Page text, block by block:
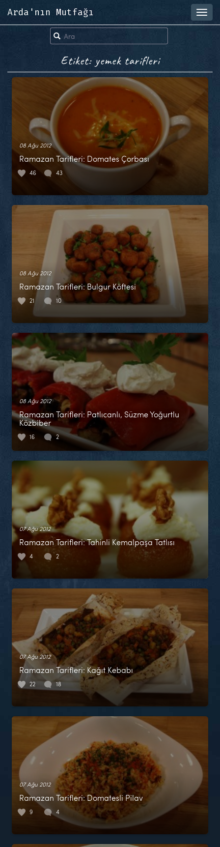
Arda'nın Mutfağı
Etiket: yemek tarifleri
08 Ağu 2012
Ramazan Tarifleri: Domates Çorbası
46 43
08 Ağu 2012
Ramazan Tarifleri: Bulgur Köftesi
21 10
08 Ağu 2012
Ramazan Tarifleri: Patlıcanlı, Süzme Yoğurtlu
Közbiber
16 2
07 Ağu 2012
Ramazan Tarifleri: Tahinli Kemalpaşa Tatlısı
4 2
07 Ağu 2012
Ramazan Tarifleri: Kağıt Kebabı
22 18
07 Ağu 2012
Ramazan Tarifleri: Domatesli Pilav
9 4